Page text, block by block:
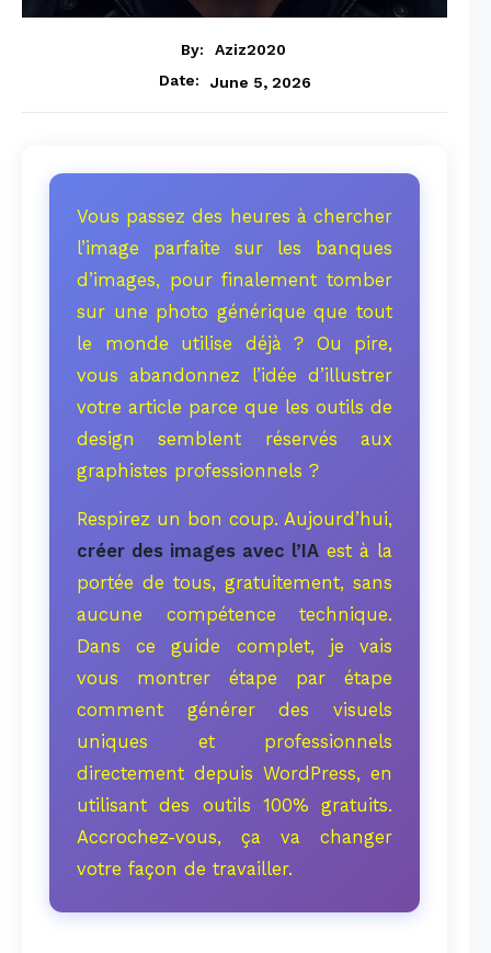
By:
Aziz2020
Date:
June 5, 2026
Vous passez des heures à chercher
l’image parfaite sur les banques
d’images, pour finalement tomber
sur une photo générique que tout
le monde utilise déjà ? Ou pire,
vous abandonnez l’idée d’illustrer
votre article parce que les outils de
design semblent réservés aux
graphistes professionnels ?
Respirez un bon coup. Aujourd’hui,
créer des images avec l’IA est à la
portée de tous, gratuitement, sans
aucune compétence technique.
Dans ce guide complet, je vais
vous montrer étape par étape
comment générer des visuels
uniques et professionnels
directement depuis WordPress, en
utilisant des outils 100% gratuits.
Accrochez-vous, ça va changer
votre façon de travailler.